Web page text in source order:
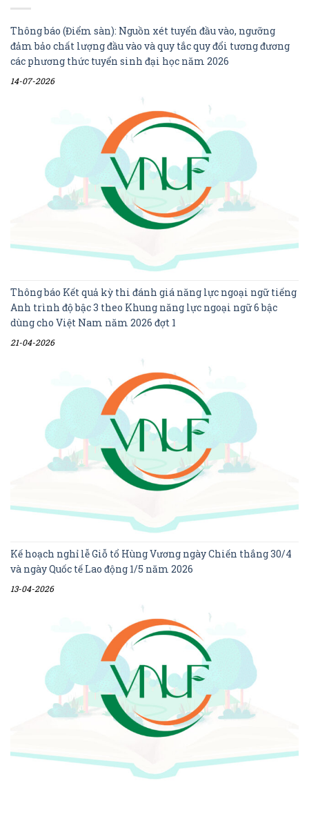
Thông báo (Điểm sàn): Nguồn xét tuyển đầu vào, ngưỡng
đảm bảo chất lượng đầu vào và quy tắc quy đổi tương đương
các phương thức tuyển sinh đại học năm 2026
14-07-2026
Thông báo Kết quả kỳ thi đánh giá năng lực ngoại ngữ tiếng
Anh trình độ bậc 3 theo Khung năng lực ngoại ngữ 6 bậc
dùng cho Việt Nam năm 2026 đợt 1
21-04-2026
Kế hoạch nghỉ lễ Giỗ tổ Hùng Vương ngày Chiến thắng 30/4
và ngày Quốc tế Lao động 1/5 năm 2026
13-04-2026